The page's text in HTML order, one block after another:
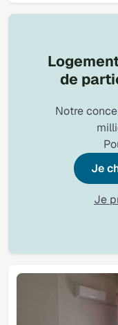
de
Notre
Je
Je